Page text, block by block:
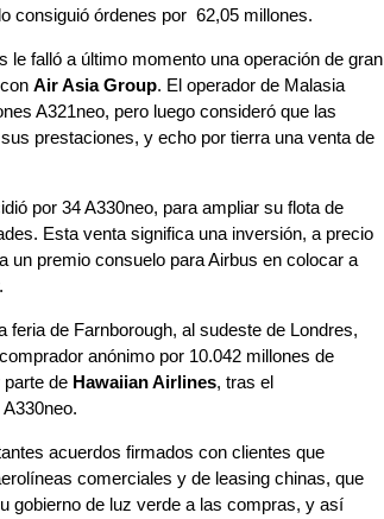
consiguió órdenes por 62,05 millones.
le falló a último momento una operación de gran
Air Asia Group. El operador de Malasia
A321neo, pero luego consideró que las
prestaciones, y echo por tierra una venta de
por 34 A330neo, para ampliar su flota de
Esta venta significa una inversión, a precio
un premio consuelo para Airbus en colocar a
de Farnborough, al sudeste de Londres,
anónimo por 10.042 millones de
de Hawaiian Airlines, tras el
acuerdos firmados con clientes que
comerciales y de leasing chinas, que
gobierno de luz verde a las compras, y así